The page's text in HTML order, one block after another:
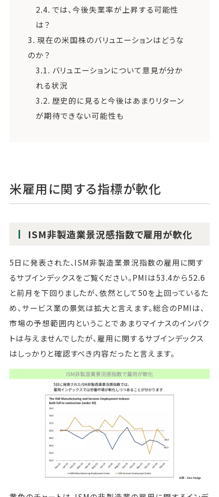
2.4. では、今後失業率が上昇する可能性
は？
3. 現在の米国株のバリュエーションはどうな
のか？
3.1. バリュエーションについて意見が分か
れる状況
3.2. 歴史的に見ると今後はあまりリターン
が期待できない可能性も
米雇用に関する指標が軟化
ISM非製造業景況感指数で雇用が軟化
5日に発表された、ISM非製造業景況指数の雇用に関す
るサブインデックスをご覧ください。PMIは53.4から52.6
と前月を下回りましたが、依然として50を上回っているた
め、サービス業の景気は拡大と言えます。総合のPMIは、
市場の予想範囲内ということであまりマイナスのインパク
トは与えませんでしたが、雇用に関するサブインデックス
はしっかりと確認すべき内容だったと言えます。